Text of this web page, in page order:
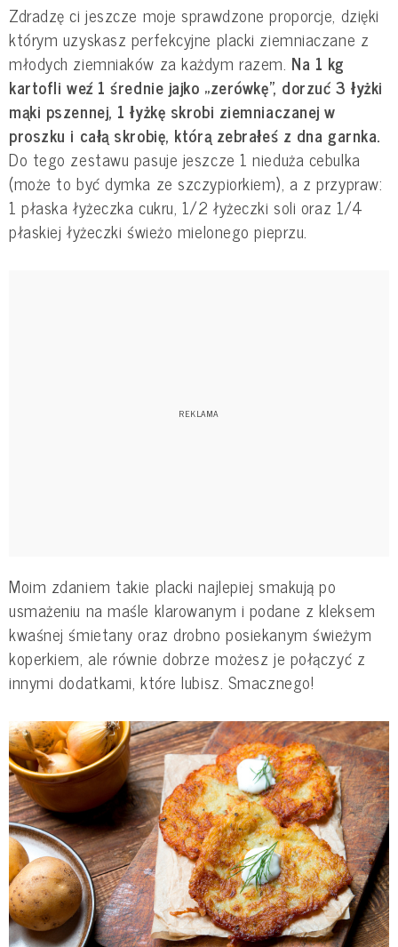
Zdradzę ci jeszcze moje sprawdzone proporcje, dzięki
którym uzyskasz perfekcyjne placki ziemniaczane z
młodych ziemniaków za każdym razem. Na 1 kg
kartofli weź 1 średnie jajko „zerówkę”, dorzuć 3 łyżki
mąki pszennej, 1 łyżkę skrobi ziemniaczanej w
proszku i całą skrobię, którą zebrałeś z dna garnka.
Do tego zestawu pasuje jeszcze 1 nieduża cebulka
(może to być dymka ze szczypiorkiem), a z przypraw:
1 płaska łyżeczka cukru, 1/2 łyżeczki soli oraz 1/4
płaskiej łyżeczki świeżo mielonego pieprzu.
Moim zdaniem takie placki najlepiej smakują po
usmażeniu na maśle klarowanym i podane z kleksem
kwaśnej śmietany oraz drobno posiekanym świeżym
koperkiem, ale równie dobrze możesz je połączyć z
innymi dodatkami, które lubisz. Smacznego!